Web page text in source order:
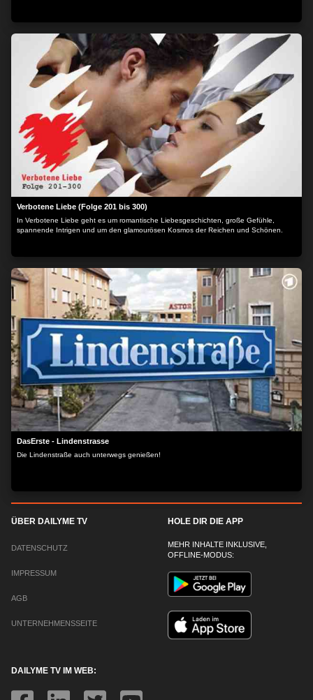
Verbotene Liebe (Folge 201 bis 300)
In Verbotene Liebe geht es um romantische Liebesgeschichten, große Gefühle,
spannende Intrigen und um den glamourösen Kosmos der Reichen und Schönen.
DasErste - Lindenstrasse
Die Lindenstraße auch unterwegs genießen!
ÜBER DAILYME TV
DATENSCHUTZ
IMPRESSUM
AGB
UNTERNEHMENSSEITE
HOLE DIR DIE APP
MEHR INHALTE INKLUSIVE,
OFFLINE-MODUS:
DAILYME TV IM WEB: